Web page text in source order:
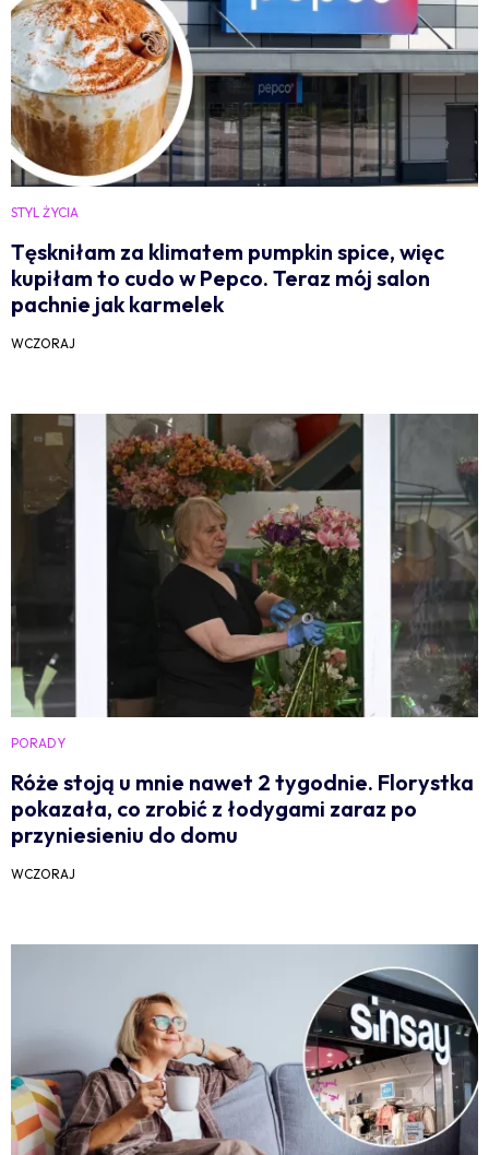
STYL ŻYCIA
Tęskniłam za klimatem pumpkin spice, więc
kupiłam to cudo w Pepco. Teraz mój salon
pachnie jak karmelek
WCZORAJ
PORADY
Róże stoją u mnie nawet 2 tygodnie. Florystka
pokazała, co zrobić z łodygami zaraz po
przyniesieniu do domu
WCZORAJ